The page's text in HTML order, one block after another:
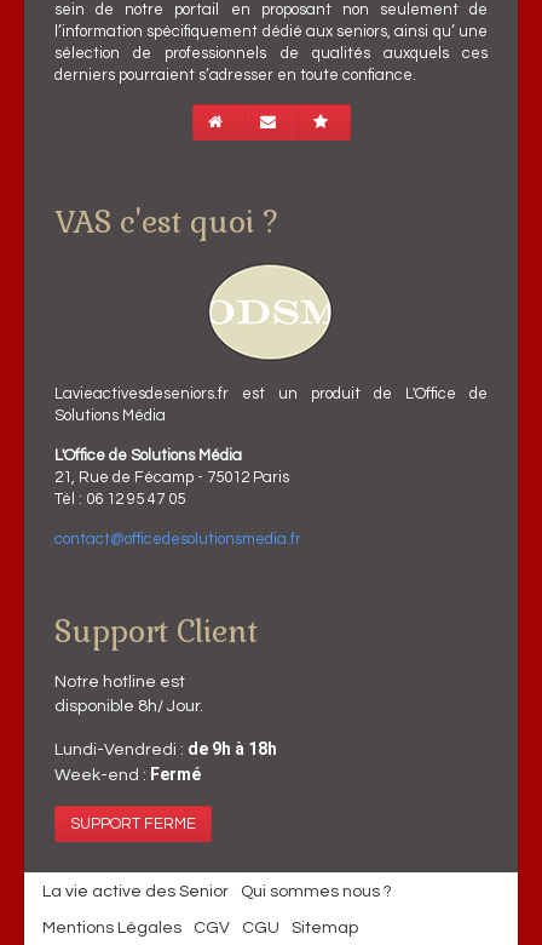
sein de notre portail en proposant non seulement de
l’information spécifiquement dédié aux seniors, ainsi qu’ une
sélection de professionnels de qualités auxquels ces
derniers pourraient s’adresser en toute confiance.
VAS c'est quoi ?
Lavieactivesdeseniors.fr est un produit de L'Office de
Solutions Média
L'Office de Solutions Média
21, Rue de Fécamp - 75012 Paris
Tél : 06 12 95 47 05
contact@officedesolutionsmedia.fr
Support Client
Notre hotline est
disponible 8h/ Jour.
Lundi-Vendredi : de 9h à 18h
Week-end : Fermé
SUPPORT FERME
La vie active des Senior Qui sommes nous ?
Mentions Légales CGV CGU Sitemap